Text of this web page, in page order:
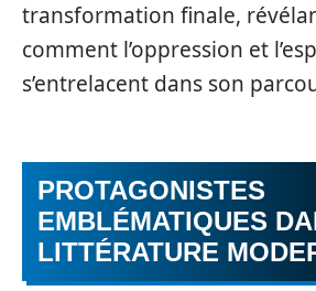
transformation finale,
comment l’oppression et
s’entrelacent dans son
PROTAGONISTES
EMBLÉMATIQUES
LITTÉRATURE